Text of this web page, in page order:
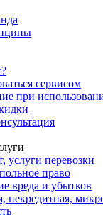
сервисом
при
услуги перевозки
право
вреда и убытков
некредитная,